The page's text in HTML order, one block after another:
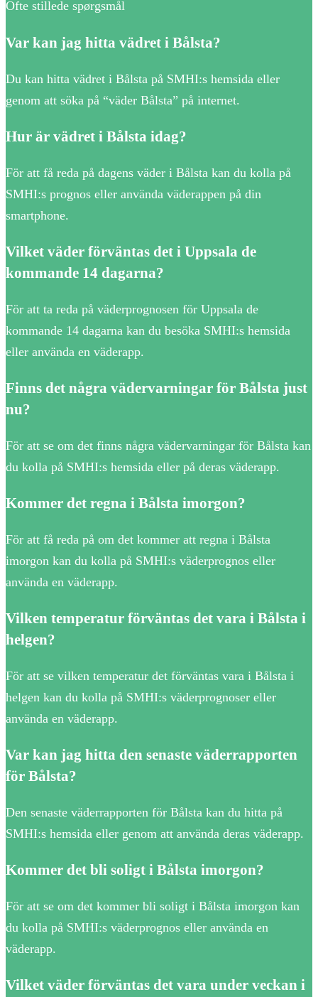
Ofte stillede spørgsmål
Var kan jag hitta vädret i Bålsta?
Du kan hitta vädret i Bålsta på SMHI:s hemsida eller
genom att söka på “väder Bålsta” på internet.
Hur är vädret i Bålsta idag?
För att få reda på dagens väder i Bålsta kan du kolla på
SMHI:s prognos eller använda väderappen på din
smartphone.
Vilket väder förväntas det i Uppsala de
kommande 14 dagarna?
För att ta reda på väderprognosen för Uppsala de
kommande 14 dagarna kan du besöka SMHI:s hemsida
eller använda en väderapp.
Finns det några vädervarningar för Bålsta just
nu?
För att se om det finns några vädervarningar för Bålsta kan
du kolla på SMHI:s hemsida eller på deras väderapp.
Kommer det regna i Bålsta imorgon?
För att få reda på om det kommer att regna i Bålsta
imorgon kan du kolla på SMHI:s väderprognos eller
använda en väderapp.
Vilken temperatur förväntas det vara i Bålsta i
helgen?
För att se vilken temperatur det förväntas vara i Bålsta i
helgen kan du kolla på SMHI:s väderprognoser eller
använda en väderapp.
Var kan jag hitta den senaste väderrapporten
för Bålsta?
Den senaste väderrapporten för Bålsta kan du hitta på
SMHI:s hemsida eller genom att använda deras väderapp.
Kommer det bli soligt i Bålsta imorgon?
För att se om det kommer bli soligt i Bålsta imorgon kan
du kolla på SMHI:s väderprognos eller använda en
väderapp.
Vilket väder förväntas det vara under veckan i